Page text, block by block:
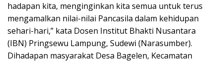
hadapan kita, menginginkan kita semua untuk terus
mengamalkan nilai-nilai Pancasila dalam kehidupan
sehari-hari,” kata Dosen Institut Bhakti Nusantara
(IBN) Pringsewu Lampung, Sudewi (Narasumber).
Dihadapan masyarakat Desa Bagelen, Kecamatan